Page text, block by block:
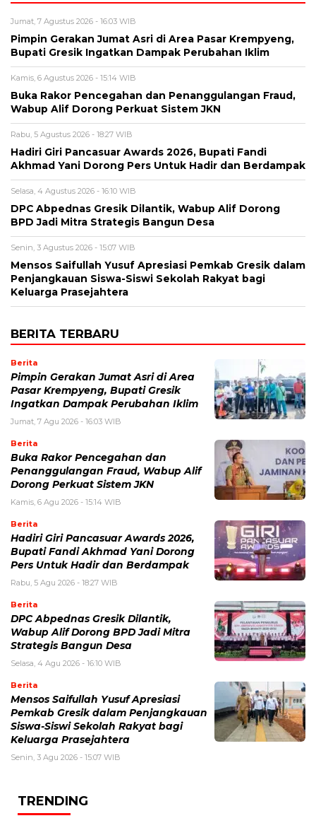
Jumat, 7 Agustus 2026 - 16:03 WIB
Pimpin Gerakan Jumat Asri di Area Pasar Krempyeng,
Bupati Gresik Ingatkan Dampak Perubahan Iklim
Kamis, 6 Agustus 2026 - 15:14 WIB
Buka Rakor Pencegahan dan Penanggulangan Fraud,
Wabup Alif Dorong Perkuat Sistem JKN
Rabu, 5 Agustus 2026 - 18:27 WIB
Hadiri Giri Pancasuar Awards 2026, Bupati Fandi
Akhmad Yani Dorong Pers Untuk Hadir dan Berdampak
Selasa, 4 Agustus 2026 - 16:10 WIB
DPC Abpednas Gresik Dilantik, Wabup Alif Dorong
BPD Jadi Mitra Strategis Bangun Desa
Senin, 3 Agustus 2026 - 15:07 WIB
Mensos Saifullah Yusuf Apresiasi Pemkab Gresik dalam
Penjangkauan Siswa-Siswi Sekolah Rakyat bagi
Keluarga Prasejahtera
BERITA TERBARU
Berita
Pimpin Gerakan Jumat Asri di Area
Pasar Krempyeng, Bupati Gresik
Ingatkan Dampak Perubahan Iklim
Jumat, 7 Agu 2026 - 16:03 WIB
Berita
Buka Rakor Pencegahan dan
Penanggulangan Fraud, Wabup Alif
Dorong Perkuat Sistem JKN
Kamis, 6 Agu 2026 - 15:14 WIB
Berita
Hadiri Giri Pancasuar Awards 2026,
Bupati Fandi Akhmad Yani Dorong
Pers Untuk Hadir dan Berdampak
Rabu, 5 Agu 2026 - 18:27 WIB
Berita
DPC Abpednas Gresik Dilantik,
Wabup Alif Dorong BPD Jadi Mitra
Strategis Bangun Desa
Selasa, 4 Agu 2026 - 16:10 WIB
Berita
Mensos Saifullah Yusuf Apresiasi
Pemkab Gresik dalam Penjangkauan
Siswa-Siswi Sekolah Rakyat bagi
Keluarga Prasejahtera
Senin, 3 Agu 2026 - 15:07 WIB
TRENDING